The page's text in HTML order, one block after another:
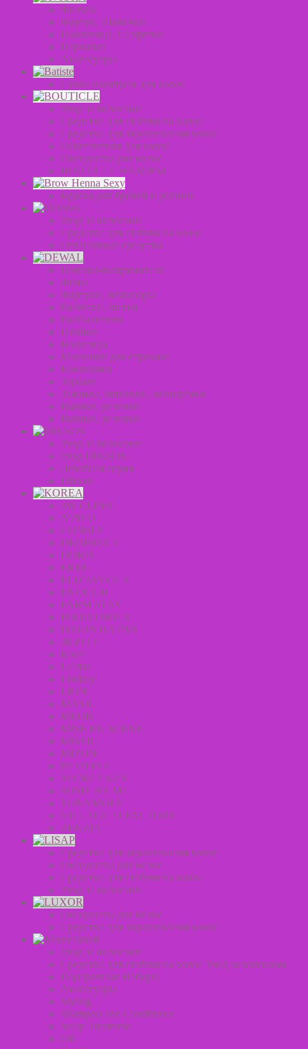
Фольга
Фартук, Шапочки
Полотенца, Салфетки
Перчатки
Аксессуары
Сухие шампуни для волос
Уход за волосами
Средства для стайлинга волос
Средства для окрашивания волос
Осветлители для волос
Оксиданты для волос
BOUTICLE НАБОРЫ
Краска для бровей и ресниц
Уход за волосами
Средства для стайлинга волос
Оттеночные средства
Щипцы-выпрямители
Фены
Фартуки, пеньюары
Расчески, щетки
Распылители
Плойки
Ножницы
Машинки для стрижки
Коклюшки
Зеркала
Зажимы, шпильки, невидимки
Валики, резинки
Валики, резинки
Уход за волосами
Уход DIKSON
Лечебная серия
Dikson
3W CLINIC
A’PIEU
CONSLY
DEOPROCE
DORIS
EKEL
ELIZAVECCA
ENOUGH
FARM STAY
FOODAHOLIC
IYOUB ПАТЧИ
JIGOTT
Koelf
La’dor
Lindsay
LION
MASIL
MEDB
MISE EN SCENE
MISTIC
MIZON
PETITFEE
SECRET KEY
SOME BY MI
TONYMOLY
VILLAGE 11 FACTORY
ZENZIA
Средства для окрашивания волос
Оксиданты для волос
Средства для стайлинга волос
Уход за волосами
Оксиданты для волос
Средства для окрашивания волос
Уход за волосами
Средства для стайлинга волос Уход за волосами
Подарочные Наборы
Аксессуары
Styling
Shampoo and Conditioner
Scalp Treatment
Oil